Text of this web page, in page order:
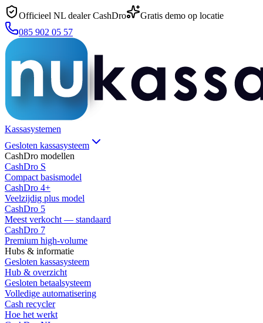
Officieel NL dealer CashDro
Gratis demo op locatie
085 902 05 57
Kassasystemen
Gesloten kassasysteem
CashDro modellen
CashDro S
Compact basismodel
CashDro 4+
Veelzijdig plus model
CashDro 5
Meest verkocht — standaard
CashDro 7
Premium high-volume
Hubs & informatie
Gesloten kassasysteem
Hub & overzicht
Gesloten betaalsysteem
Volledige automatisering
Cash recycler
Hoe het werkt